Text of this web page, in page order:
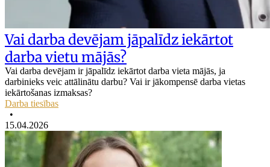
Vai darba devējam jāpalīdz iekārtot
darba vietu mājās?
Vai darba devējam ir jāpalīdz iekārtot darba vieta mājās, ja
darbinieks veic attālinātu darbu? Vai ir jākompensē darba vietas
iekārtošanas izmaksas?
Darba tiesības
•
15.04.2026